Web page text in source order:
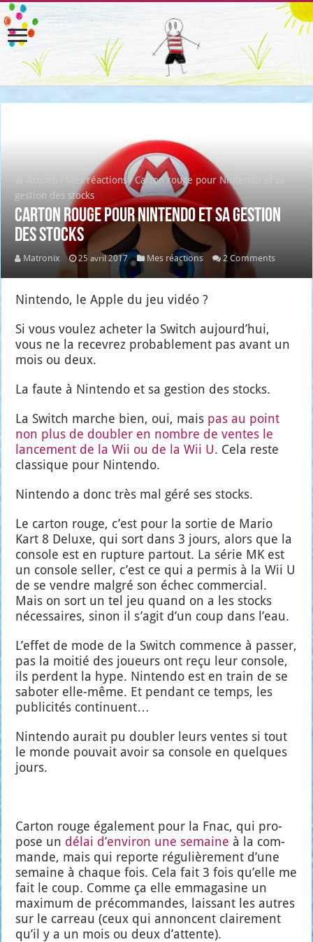
Mes réactions /Carton rouge pour Nintendo et sa
gestion des stocks
Carton rouge pour Nintendo et sa gestion
des stocks
Matronix 25 avril 2017 Mes réactions 2 Comments
Nin­ten­do, le Apple du jeu vidéo ?
Si vous vou­lez ache­ter la Switch aujourd’­hui,
vous ne la rece­vrez pro­ba­ble­ment pas avant un
mois ou deux.
La faute à Nin­ten­do et sa ges­tion des stocks.
La Switch marche bien, oui, mais pas au point
non plus de dou­bler en nombre de ventes le
lan­ce­ment de la Wii ou de la Wii U. Cela reste
clas­sique pour Nin­ten­do.
Nin­ten­do a donc très mal géré ses stocks.
Le car­ton rouge, c’est pour la sor­tie de Mario
Kart 8 Deluxe, qui sort dans 3 jours, alors que la
console est en rup­ture par­tout. La série MK est
un console sel­ler, c’est ce qui a per­mis à la Wii U
de se vendre mal­gré son échec com­mer­cial.
Mais on sort un tel jeu quand on a les stocks
néces­saires, sinon il s’a­git d’un coup dans l’eau.
L’ef­fet de mode de la Switch com­mence à pas­ser,
pas la moi­tié des joueurs ont reçu leur console,
ils perdent la hype. Nin­ten­do est en train de se
sabo­ter elle-même. Et pen­dant ce temps, les
publi­ci­tés conti­nuent…
Nin­ten­do aurait pu dou­bler leurs ventes si tout
le monde pou­vait avoir sa console en quelques
jours.
Car­ton rouge éga­le­ment pour la Fnac, qui pro­
pose un délai d’en­vi­ron une semaine à la com­
mande, mais qui reporte régu­liè­re­ment d’une
semaine à chaque fois. Cela fait 3 fois qu’elle me
fait le coup. Comme ça elle emma­ga­sine un
maxi­mum de pré­com­mandes, lais­sant les autres
sur le car­reau (ceux qui annoncent clai­re­ment
qu’il y a un mois ou deux d’at­tente).